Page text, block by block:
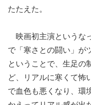
たたえた。
映画初主演というな
で「寒さとの闘い」が
ということで、生足の
ど、リアルに寒くて怖
で血色も悪くなり、環